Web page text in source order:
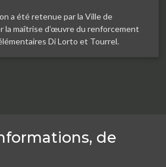
a été retenue par la Ville de
la maîtrise d’œuvre du renforcement
Di Lorto et Tourrel.
de